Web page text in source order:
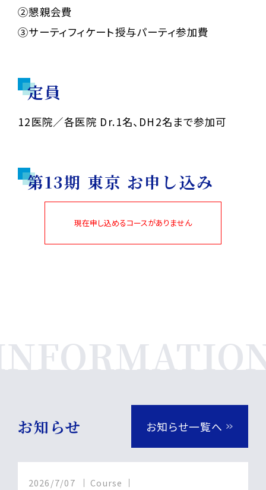
②懇親会費
③サーティフィケート授与パーティ参加費
定員
12医院／各医院 Dr.1名、DH2名まで参加可
第13期 東京 お申し込み
現在申し込めるコースがありません
お知らせ お知らせ一覧へ
2026/7/07
Course